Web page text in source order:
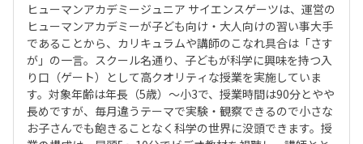
ヒューマンアカデミージュニア サイエンスゲーツは、運営の
ヒューマンアカデミーが子ども向け・大人向けの習い事大手
であることから、カリキュラムや講師のこなれ具合は「さす
が」の一言。スクール名通り、子どもが科学に興味を持つ入
り口（ゲート）として高クオリティな授業を実施していま
す。対象年齢は年長（5歳）〜小3で、授業時間は90分とやや
長めですが、毎月違うテーマで実験・観察できるので小さな
お子さんでも飽きることなく科学の世界に没頭できます。授